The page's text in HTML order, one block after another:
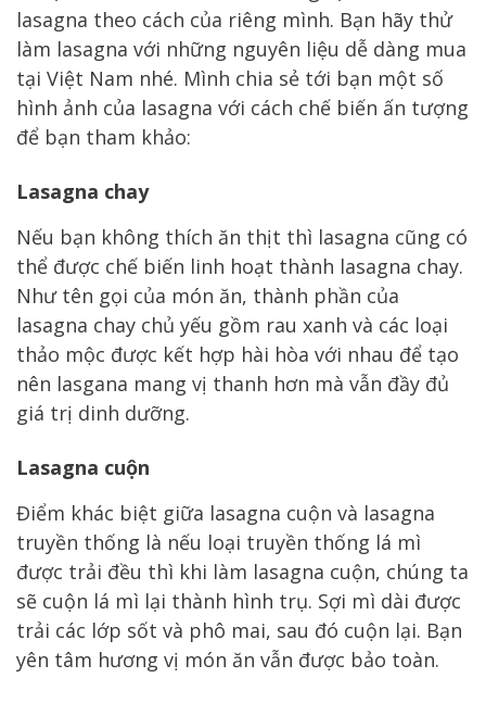
lasagna theo cách của riêng mình. Bạn hãy thử
làm lasagna với những nguyên liệu dễ dàng mua
tại Việt Nam nhé. Mình chia sẻ tới bạn một số
hình ảnh của lasagna với cách chế biến ấn tượng
để bạn tham khảo:
Lasagna chay
Nếu bạn không thích ăn thịt thì lasagna cũng có
thể được chế biến linh hoạt thành lasagna chay.
Như tên gọi của món ăn, thành phần của
lasagna chay chủ yếu gồm rau xanh và các loại
thảo mộc được kết hợp hài hòa với nhau để tạo
nên lasgana mang vị thanh hơn mà vẫn đầy đủ
giá trị dinh dưỡng.
Lasagna cuộn
Điểm khác biệt giữa lasagna cuộn và lasagna
truyền thống là nếu loại truyền thống lá mì
được trải đều thì khi làm lasagna cuộn, chúng ta
sẽ cuộn lá mì lại thành hình trụ. Sợi mì dài được
trải các lớp sốt và phô mai, sau đó cuộn lại. Bạn
yên tâm hương vị món ăn vẫn được bảo toàn.